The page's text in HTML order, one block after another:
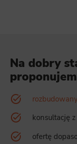
Na dobry
konsultację
ofertę